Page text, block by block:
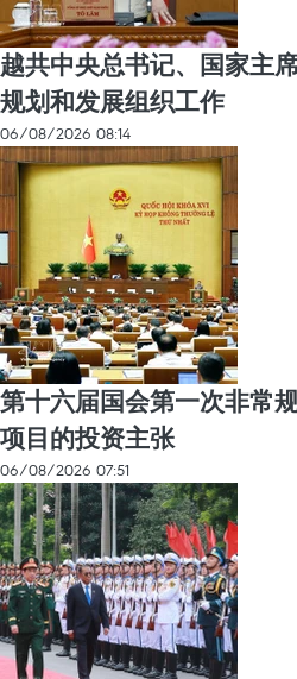
越共中央总书记、国家主
规划和发展组织工作
06/08/2026 08:14
第十六届国会第一次非常
项目的投资主张
06/08/2026 07:51